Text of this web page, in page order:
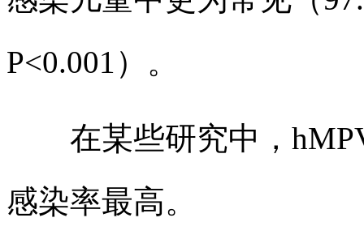
P<0.001）。
在某些研究中，
感染率最高。